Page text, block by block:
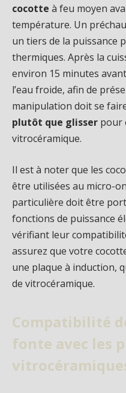
cocotte à feu moyen
température. Un
un tiers de la puissance
thermiques. Après la
environ 15 minutes
l’eau froide, afin de
manipulation doit se
plutôt que glisser pour
vitrocéramique.
Il est à noter que les
être utilisées au micro-
particulière doit être
fonctions de puissance
vérifiant leur
assurez que votre
une plaque à induction,
de vitrocéramique.
Compatibilité
fonte avec les